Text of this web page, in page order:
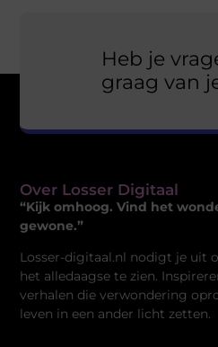
Heb je
graag van
Over Losser Digitaal
“Kijk omhoog. Vind het
gewone.”
Losser-digitaal.nl nodigt je uit
het alledaagse te zien.
verhalen die verwondering
leven in een ander licht zetten.